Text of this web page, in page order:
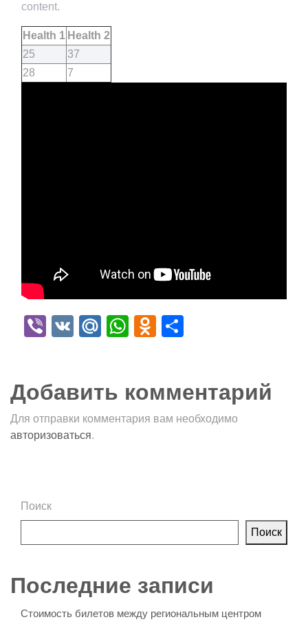
content.
Health 1 Health 2
25
37
28
7
Viber
VK Mail.Ru
WhatsApp
Odnoklassniki
Добавить комментарий
Для отправки комментария вам необходимо
авторизоваться.
Поиск
Поиск
Последние записи
Стоимость билетов между региональным центром